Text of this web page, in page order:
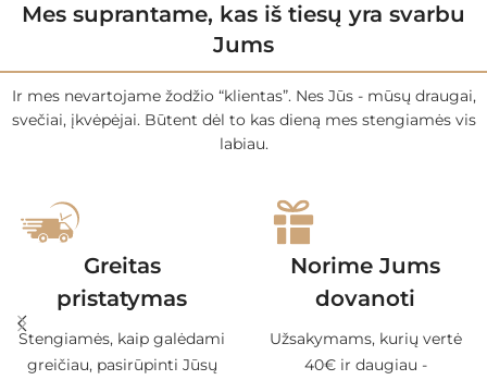
Mes suprantame, kas iš tiesų yra svarbu
Jums
Ir mes nevartojame žodžio “klientas”. Nes Jūs - mūsų draugai,
svečiai, įkvėpėjai. Būtent dėl to kas dieną mes stengiamės vis
labiau.
Greitas
pristatymas
Stengiamės, kaip galėdami
greičiau, pasirūpinti Jūsų
Norime Jums
dovanoti
Užsakymams, kurių vertė
40€ ir daugiau -